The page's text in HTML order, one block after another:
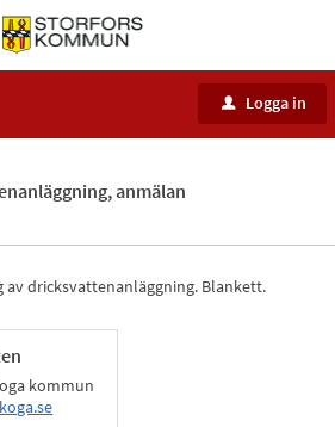
u Logga in
anmälan
av dricksvattenanläggning. Blankett.
kommun